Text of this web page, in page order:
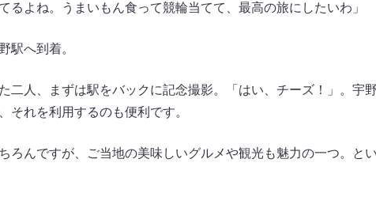
よね。うまいもん食って競輪当てて、最高の旅にしたいわ」
駅へ到着。
二人、まずは駅をバックに記念撮影。「はい、チーズ！」。宇
それを利用するのも便利です。
ろんですが、ご当地の美味しいグルメや観光も魅力の一つ。と